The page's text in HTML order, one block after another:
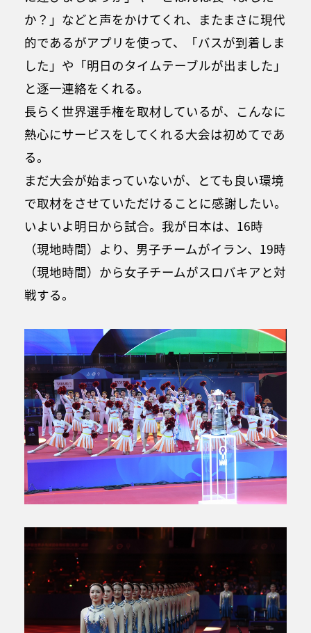
か？」などと声をかけてくれ、またまさに現代
的であるがアプリを使って、「バスが到着しま
した」や「明日のタイムテーブルが出ました」
と逐一連絡をくれる。
長らく世界選手権を取材しているが、こんなに
熱心にサービスをしてくれる大会は初めてであ
る。
まだ大会が始まっていないが、とても良い環境
で取材をさせていただけることに感謝したい。
いよいよ明日から試合。我が日本は、16時
（現地時間）より、男子チームがイラン、19時
（現地時間）から女子チームがスロバキアと対
戦する。